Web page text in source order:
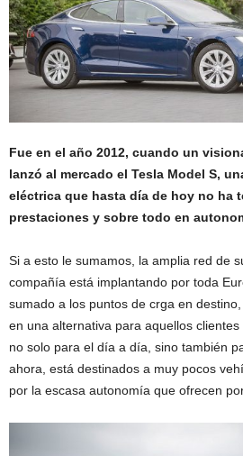
Fue en el año 2012, cuando un
lanzó al mercado el Tesla Model S,
eléctrica que hasta día de hoy no ha
prestaciones y sobre todo en
Si a esto le sumamos, la amplia red de
compañía está implantando por toda
sumado a los puntos de crga en
en una alternativa para aquellos
no solo para el día a día, sino también
ahora, está destinados a muy pocos
por la escasa autonomía que ofrecen